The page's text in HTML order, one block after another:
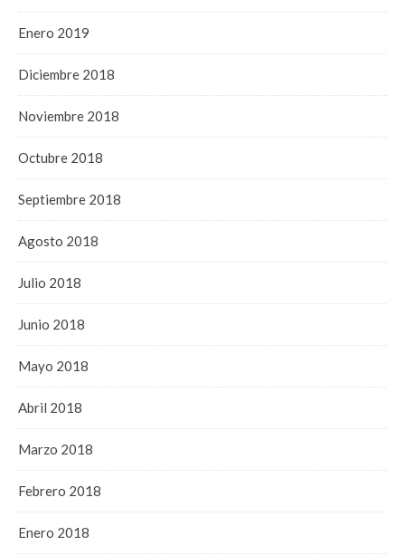
Enero 2019
Diciembre 2018
Noviembre 2018
Octubre 2018
Septiembre 2018
Agosto 2018
Julio 2018
Junio 2018
Mayo 2018
Abril 2018
Marzo 2018
Febrero 2018
Enero 2018